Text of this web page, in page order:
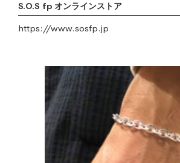
S.O.S fp オンラインストア
https://www.sosfp.jp